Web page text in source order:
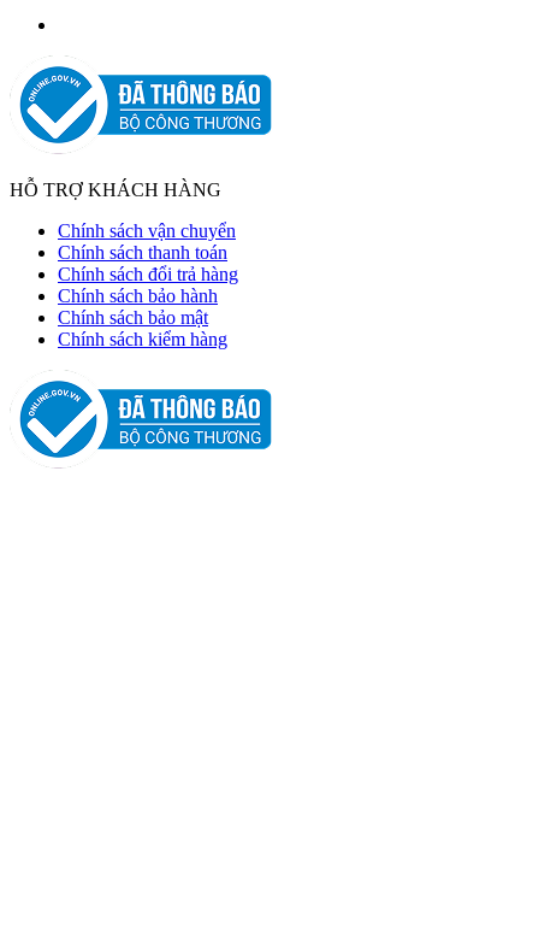
HỖ TRỢ KHÁCH HÀNG
Chính sách vận chuyển
Chính sách thanh toán
Chính sách đổi trả hàng
Chính sách bảo hành
Chính sách bảo mật
Chính sách kiểm hàng